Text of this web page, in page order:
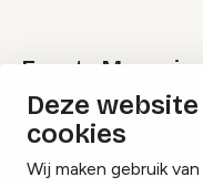
Deze
cookies
Wij maken gebruik
Events Magazine
Ik ontvang